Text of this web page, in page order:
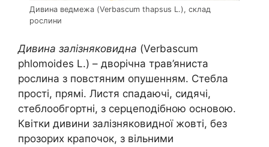
Дивина ведмежа (Verbascum thapsus L.), склад
рослини
Дивина залізняковидна (Verbascum
phlomoides L.) – дворічна трав’яниста
рослина з повстяним опушенням. Стебла
прості, прямі. Листя спадаючі, сидячі,
стеблообгортні, з серцеподібною основою.
Квітки дивини залізняковидної жовті, без
прозорих крапочок, з вільними